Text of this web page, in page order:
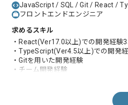
JavaScript / SQL / Git / React /
フロントエンドエンジニア
求めるスキル
・React(Ver17.0以上)での開発経験
・TypeScript(Ver4.5以上)での開発
・Gitを用いた開発経験
・チーム開発経験